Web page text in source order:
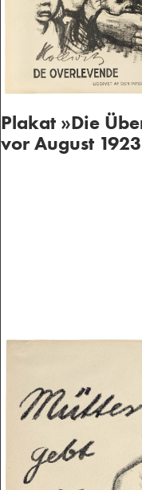
Plakat »Die
vor August 1923